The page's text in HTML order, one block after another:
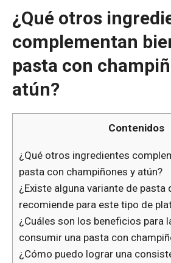
¿Qué otros
complementan
pasta con
atún?
Contenidos
¿Qué otros ingredientes
pasta con champiñones y atún?
¿Existe alguna variante de pasta
recomiende para este tipo de
¿Cuáles son los beneficios para
consumir una pasta con
¿Cómo puedo lograr una